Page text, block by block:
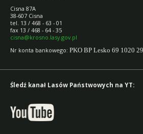
Cisna 87A
38-607 Cisna
tel. 13 / 468 - 63 - 01
fax 13 / 468 - 64 - 35
cisna@krosno.lasy.gov.pl
Nr konta bankowego: PKO BP Lesko 69 1020
Śledź kanał Lasów Państwowych na YT: